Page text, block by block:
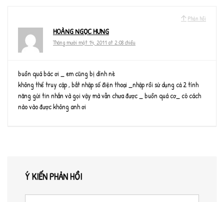
Phản hồi
HOÀNG NGỌC HƯNG
Tháng mười một 14, 2011 at 2:08 chiều
buồn quá bác ơi _ em cũng bị dính nè
không thể truy cập , bắt nhập số điện thoại _nhập rồi sử dụng cả 2 tính
năng gửi tin nhắn và gọi vậy mà vẫn chưa được _ buồn quá cơ_ có cách
nào vào được không anh ơi
Ý KIẾN PHẢN HỒI